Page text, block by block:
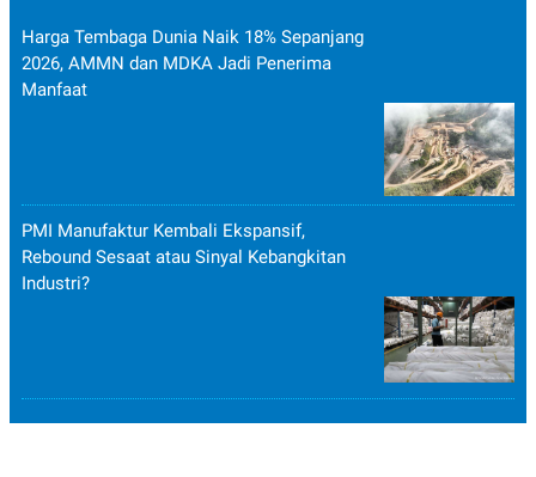
Harga Tembaga Dunia Naik 18% Sepanjang
2026, AMMN dan MDKA Jadi Penerima
Manfaat
PMI Manufaktur Kembali Ekspansif,
Rebound Sesaat atau Sinyal Kebangkitan
Industri?